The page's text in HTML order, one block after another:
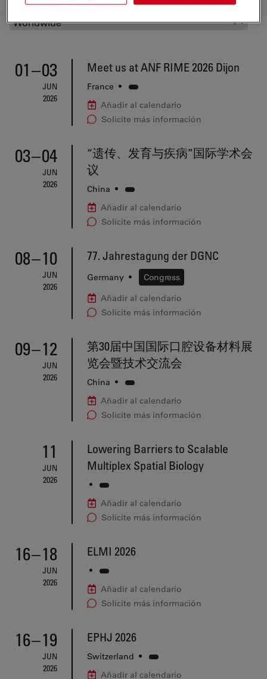
01–03
JUN
2026
Meet us at ANF RIME 2026 Dijon
France •
Añadir al calendario
Solicite más información
03–04
JUN
2026
“遗传、发育与疾病”国际学术会
议
China •
Añadir al calendario
Solicite más información
08–10
JUN
2026
77. Jahrestagung der DGNC
Germany •
Congress
Añadir al calendario
Solicite más información
09–12
JUN
2026
第30届中国国际口腔设备材料展
览会暨技术交流会
China •
Añadir al calendario
Solicite más información
11
JUN
2026
Lowering Barriers to Scalable
Multiplex Spatial Biology
•
Añadir al calendario
Solicite más información
16–18
JUN
2026
ELMI 2026
•
Añadir al calendario
Solicite más información
16–19
JUN
2026
EPHJ 2026
Switzerland •
Añadir al calendario